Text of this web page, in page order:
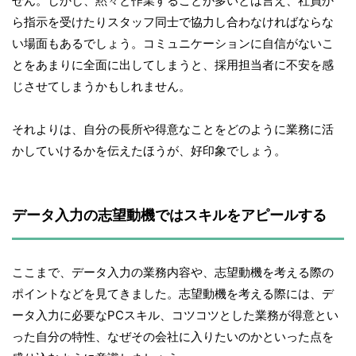
ら指示を受けたりスタッフ同士で協力し合わなければならな
い場面もあるでしょう。コミュニケーションに自信がないこ
とをあまりに全面に出してしまうと、採用担当者に不安を感
じさせてしまうかもしれません。
それよりは、自分の長所や得意なことをどのように業務に活
かしていけるかを伝えたほうが、好印象でしょう。
データ入力の志望動機ではスキルをアピールする
ここまで、データ入力の業務内容や、志望動機を考える際の
ポイントなどを見てきました。志望動機を考える際には、デ
ータ入力に必要なPCスキル、コツコツとした業務が得意とい
った自分の特性、なぜその会社に入りたいのかといった点を